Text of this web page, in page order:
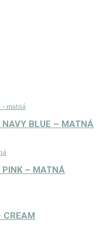
BLUE – MATNÁ
– MATNÁ
CREAM